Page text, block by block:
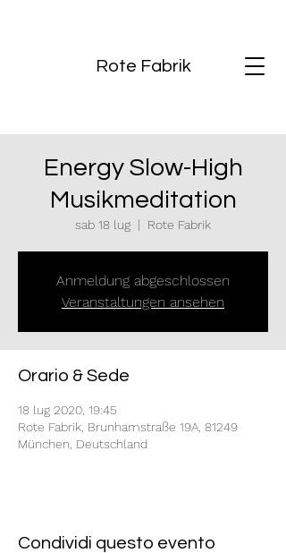
Rote Fabrik
Energy Slow-High
Musikmeditation
sab 18 lug
  |
Rote Fabrik
Anmeldung abgeschlossen
Veranstaltungen ansehen
Orario & Sede
18 lug 2020, 19:45
Rote Fabrik, Brunhamstraße 19A, 81249
München, Deutschland
Condividi questo evento